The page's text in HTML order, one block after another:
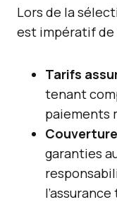
Lors de la
est impératif
Tarifs
tenant
paiements
garanties